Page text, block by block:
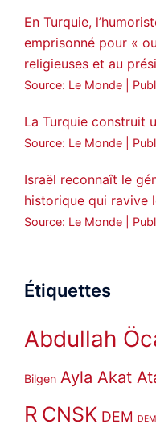
En Turquie,
emprisonné pour «
religieuses et au
Source: Le Monde
La Turquie construit
Source: Le Monde
Israël reconnaît le
historique qui ravive
Source: Le Monde
Étiquettes
Abdullah
Bilgen Ayla Akat
R CNSK DEM